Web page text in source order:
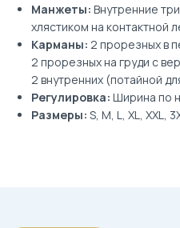
Манжеты: Внутренние
хлястиком на контактной
Карманы: 2 прорезных в
2 прорезных на груди с
2 внутренних (потайной
Регулировка: Ширина по
Размеры: S, M, L, XL, XXL,